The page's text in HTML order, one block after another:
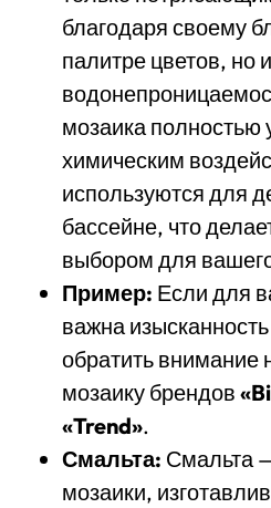
благодаря своему
палитре цветов, но
мозаика полностью
химическим
используются для
бассейне, что
выбором для
Пример: Если для
важна
обратить внимание
мозаику брендов
«Trend».
Смальта: Смальта
мозаики,